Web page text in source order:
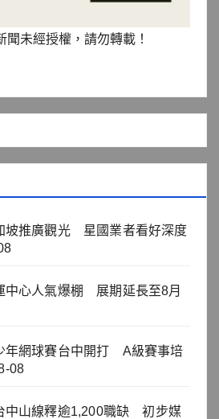
聞未經授權，請勿轉載！
坡推廣觀光 星國業者看好深度
中心人氣爆棚 展期延長至8月
年網球賽台中開打 A級賽事培
08
中山線釋逾1,200職缺 初步媒